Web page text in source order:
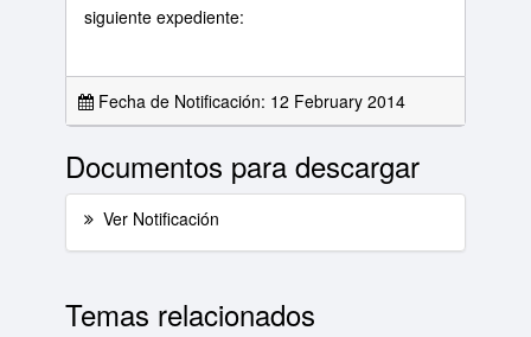
siguiente expediente:
Fecha de Notificación: 12 February 2014
Documentos para descargar
Ver Notificación
Temas relacionados